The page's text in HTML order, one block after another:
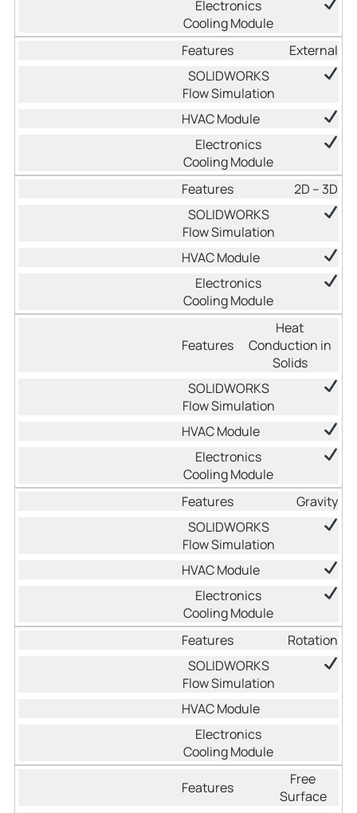
External
2D – 3D
Heat
Conduction in
Solids
Gravity
Rotation
Free
Surface